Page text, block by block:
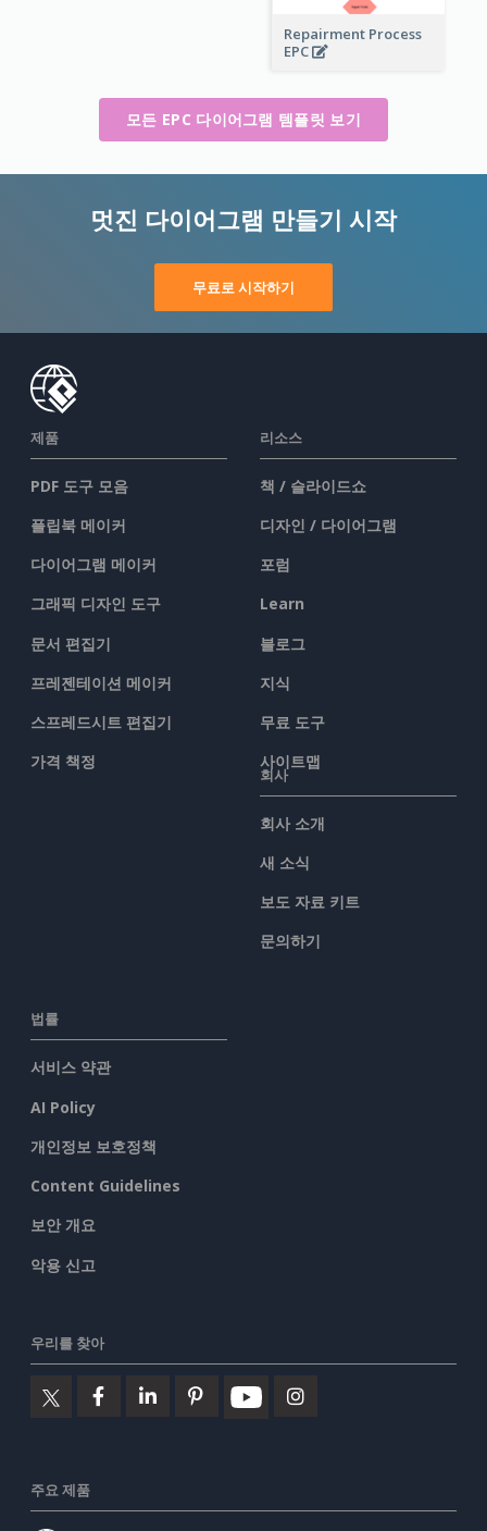
Repairment Process
EPC
모든 EPC 다이어그램 템플릿 보기
멋진 다이어그램 만들기 시작
무료로 시작하기
제품
PDF 도구 모음
플립북 메이커
다이어그램 메이커
그래픽 디자인 도구
문서 편집기
프레젠테이션 메이커
스프레드시트 편집기
가격 책정
리소스
책 / 슬라이드쇼
디자인 / 다이어그램
포럼
Learn
블로그
지식
무료 도구
사이트맵
회사
회사 소개
새 소식
보도 자료 키트
문의하기
법률
서비스 약관
AI Policy
개인정보 보호정책
Content Guidelines
보안 개요
악용 신고
우리를 찾아
주요 제품